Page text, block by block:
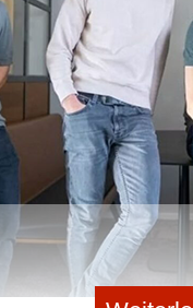
präsentieren wir
heben das enorme
und zur